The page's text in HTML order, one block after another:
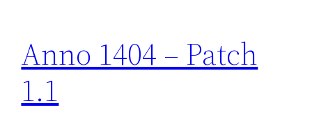
Anno 1404 – Patch
1.1